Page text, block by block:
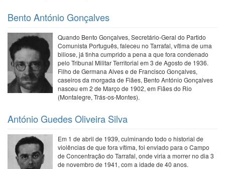
Bento António Gonçalves
Quando Bento Gonçalves, Secretário-Geral do Partido
Comunista Português, faleceu no Tarrafal, vítima de uma
biliose, já tinha cumprido a pena a que fora condenado
pelo Tribunal Militar Territorial em 3 de Agosto de 1936.
Filho de Germana Alves e de Francisco Gonçalves,
caseiros da morgada de Fiães, Bento António Gonçalves
nasceu em 2 de Março de 1902, em Fiães do Rio
(Montalegre, Trás-os-Montes).
António Guedes Oliveira Silva
Em 1 de abril de 1939, culminando todo o historial de
violências de que fora vítima, foi enviado para o Campo
de Concentração do Tarrafal, onde viria a morrer no dia 3
de novembro de 1941, com a idade de 40 anos.